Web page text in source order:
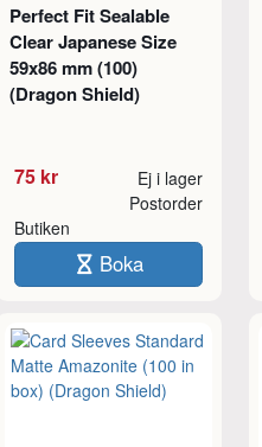
Perfect Fit Sealable
Clear Japanese Size
59x86 mm (100)
(Dragon Shield)
75 kr Ej i lager
Butiken
Postorder
Boka